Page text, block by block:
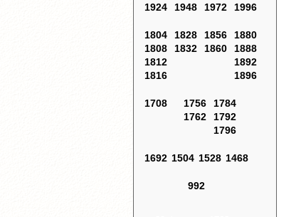
1924
1948
1972
1996
1804
1808
1812
1816
1828
1832
1856
1860
1880
1888
1892
1896
1708
1756
1762
1784
1792
1796
1692 1504 1528 1468
992